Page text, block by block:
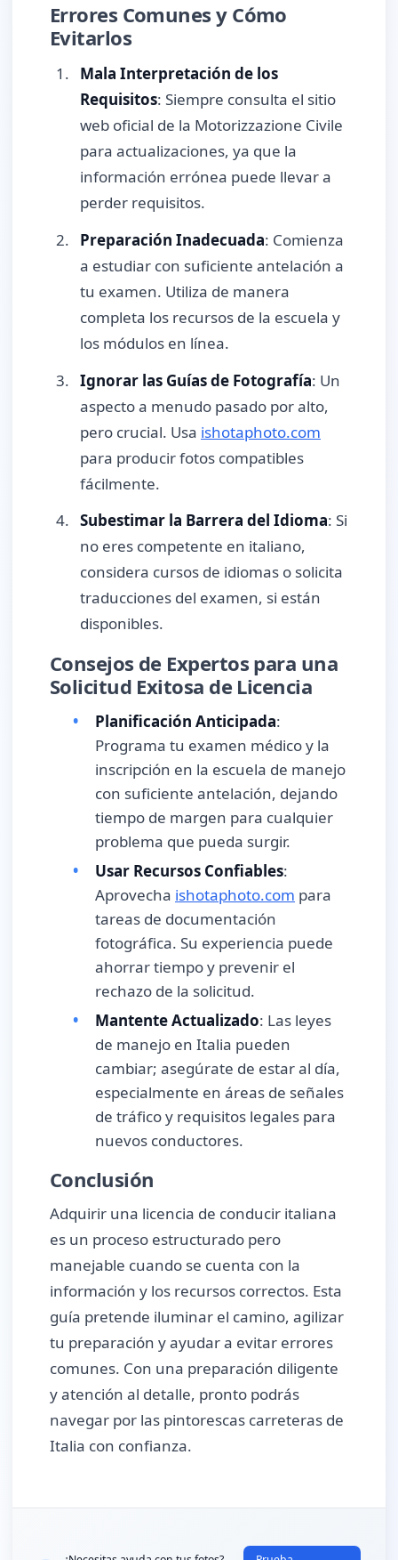
Errores Comunes y Cómo
Evitarlos
Mala Interpretación de los
Requisitos: Siempre consulta el sitio
web oficial de la Motorizzazione Civile
para actualizaciones, ya que la
información errónea puede llevar a
perder requisitos.
Preparación Inadecuada: Comienza
a estudiar con suficiente antelación a
tu examen. Utiliza de manera
completa los recursos de la escuela y
los módulos en línea.
Ignorar las Guías de Fotografía: Un
aspecto a menudo pasado por alto,
pero crucial. Usa ishotaphoto.com
para producir fotos compatibles
fácilmente.
Subestimar la Barrera del Idioma: Si
no eres competente en italiano,
considera cursos de idiomas o solicita
traducciones del examen, si están
disponibles.
Consejos de Expertos para una
Solicitud Exitosa de Licencia
Planificación Anticipada:
Programa tu examen médico y la
inscripción en la escuela de manejo
con suficiente antelación, dejando
tiempo de margen para cualquier
problema que pueda surgir.
Usar Recursos Confiables:
Aprovecha ishotaphoto.com para
tareas de documentación
fotográfica. Su experiencia puede
ahorrar tiempo y prevenir el
rechazo de la solicitud.
Mantente Actualizado: Las leyes
de manejo en Italia pueden
cambiar; asegúrate de estar al día,
especialmente en áreas de señales
de tráfico y requisitos legales para
nuevos conductores.
Conclusión
Adquirir una licencia de conducir italiana
es un proceso estructurado pero
manejable cuando se cuenta con la
información y los recursos correctos. Esta
guía pretende iluminar el camino, agilizar
tu preparación y ayudar a evitar errores
comunes. Con una preparación diligente
y atención al detalle, pronto podrás
navegar por las pintorescas carreteras de
Italia con confianza.